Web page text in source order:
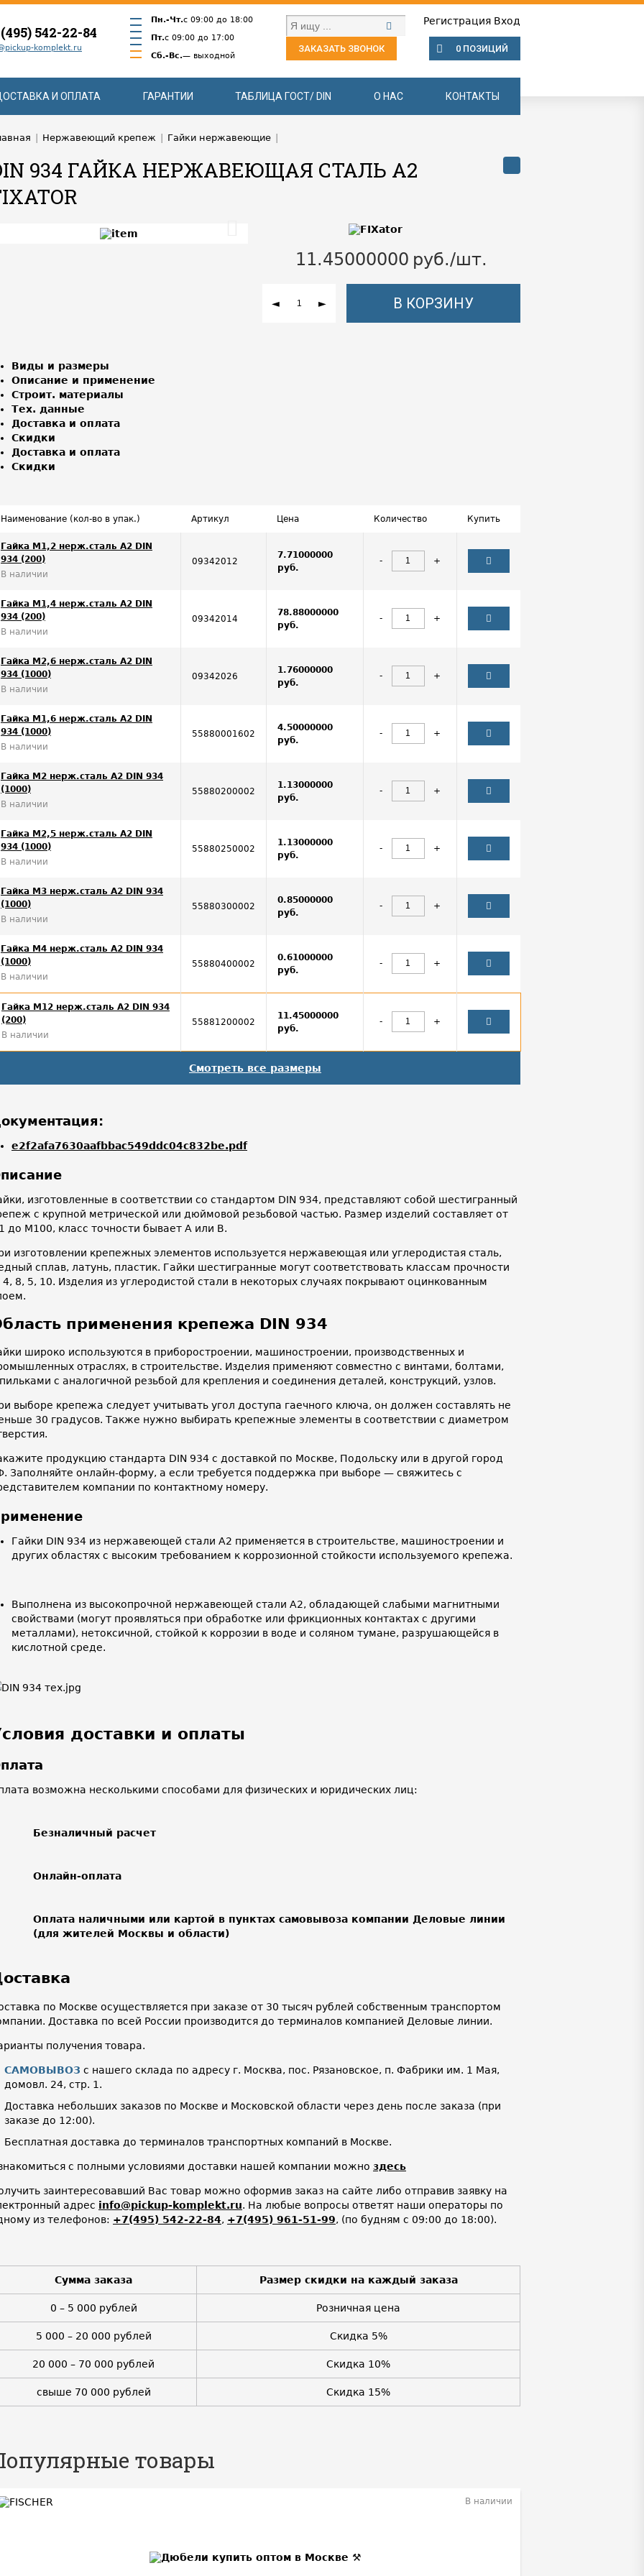
542-22-84
komplekt.ru
Пн.-Чт.с 09:00 до 18:00
Пт.с 09:00 до 17:00
Сб.-Вс.— выходной
Регистрация Вход
ЗАКАЗАТЬ ЗВОНОК 0 ПОЗИЦИЙ
И ОПЛАТА ГАРАНТИИ ТАБЛИЦА ГОСТ/ DIN О НАС КОНТАКТЫ
Нержавеющий крепеж Гайки нержавеющие
934 ГАЙКА НЕРЖАВЕЮЩАЯ СТАЛЬ A2
11.45000000 руб./шт.
◄ ► В КОРЗИНУ
Виды и размеры
Описание и применение
Строит. материалы
Тех. данные
Доставка и оплата
Скидки
Доставка и оплата
Скидки
Наименование (кол-во в упак.) Артикул Цена Количество Купить
Гайка M1,2 нерж.сталь A2 DIN
934 (200)
В наличии
09342012
7.71000000
руб.
- +
Гайка M1,4 нерж.сталь A2 DIN
934 (200)
В наличии
09342014
78.88000000
руб.
- +
Гайка M2,6 нерж.сталь A2 DIN
934 (1000)
В наличии
09342026
1.76000000
руб.
- +
Гайка M1,6 нерж.сталь A2 DIN
934 (1000)
В наличии
55880001602
4.50000000
руб.
- +
Гайка M2 нерж.сталь A2 DIN 934
(1000)
В наличии
55880200002
1.13000000
руб.
- +
Гайка M2,5 нерж.сталь A2 DIN
934 (1000)
В наличии
55880250002
1.13000000
руб.
- +
Гайка M3 нерж.сталь A2 DIN 934
(1000)
В наличии
55880300002
0.85000000
руб.
- +
Гайка M4 нерж.сталь A2 DIN 934
(1000)
В наличии
55880400002
0.61000000
руб.
- +
Гайка M12 нерж.сталь A2 DIN 934
(200)
В наличии
55881200002
11.45000000
руб.
- +
Смотреть все размеры
e2f2afa7630aafbbac549ddc04c832be.pdf
изготовленные в соответствии со стандартом DIN 934, представляют собой шестигранный
с крупной метрической или дюймовой резьбовой частью. Размер изделий составляет от
до М100, класс точности бывает А или В.
изготовлении крепежных элементов используется нержавеющая или углеродистая сталь,
сплав, латунь, пластик. Гайки шестигранные могут соответствовать классам прочности
8, 5, 10. Изделия из углеродистой стали в некоторых случаях покрывают оцинкованным
применения крепежа DIN 934
широко используются в приборостроении, машиностроении, производственных и
отраслях, в строительстве. Изделия применяют совместно с винтами, болтами,
с аналогичной резьбой для крепления и соединения деталей, конструкций, узлов.
выборе крепежа следует учитывать угол доступа гаечного ключа, он должен составлять не
30 градусов. Также нужно выбирать крепежные элементы в соответствии с диаметром
продукцию стандарта DIN 934 с доставкой по Москве, Подольску или в другой город
Заполняйте онлайн-форму, а если требуется поддержка при выборе — свяжитесь с
компании по контактному номеру.
Гайки DIN 934 из нержавеющей стали A2 применяется в строительстве, машиностроении и
других областях с высоким требованием к коррозионной стойкости используемого крепежа.
Выполнена из высокопрочной нержавеющей стали А2, обладающей слабыми магнитными
свойствами (могут проявляться при обработке или фрикционных контактах с другими
металлами), нетоксичной, стойкой к коррозии в воде и соляном тумане, разрушающейся в
кислотной среде.
доставки и оплаты
возможна несколькими способами для физических и юридических лиц:
Безналичный расчет
Онлайн-оплата
Оплата наличными или картой в пунктах самовывоза компании Деловые линии
(для жителей Москвы и области)
по Москве осуществляется при заказе от 30 тысяч рублей собственным транспортом
Доставка по всей России производится до терминалов компанией Деловые линии.
получения товара.
САМОВЫВОЗ с нашего склада по адресу г. Москва, пос. Рязановское, п. Фабрики им. 1 Мая,
домовл. 24, стр. 1.
Доставка небольших заказов по Москве и Московской области через день после заказа (при
заказе до 12:00).
Бесплатная доставка до терминалов транспортных компаний в Москве.
с полными условиями доставки нашей компании можно здесь
заинтересовавший Вас товар можно оформив заказ на сайте либо отправив заявку на
адрес info@pickup-komplekt.ru. На любые вопросы ответят наши операторы по
из телефонов: +7(495) 542-22-84, +7(495) 961-51-99, (по будням с 09:00 до 18:00).
Сумма заказа Размер скидки на каждый заказа
0 – 5 000 рублей Розничная цена
5 000 – 20 000 рублей Скидка 5%
20 000 – 70 000 рублей Скидка 10%
свыше 70 000 рублей Скидка 15%
товары
В наличии